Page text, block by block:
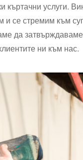
къртачни услуги.
се стремим към
да
ни към нас.